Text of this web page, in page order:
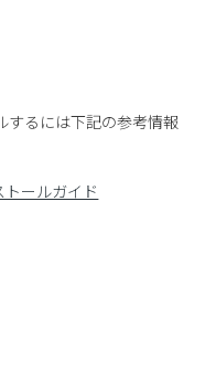
するには下記の参考情報
ールガイド